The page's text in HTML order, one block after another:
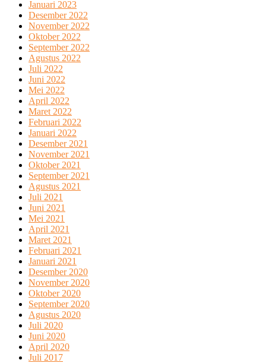
Januari 2023
Desember 2022
November 2022
Oktober 2022
September 2022
Agustus 2022
Juli 2022
Juni 2022
Mei 2022
April 2022
Maret 2022
Februari 2022
Januari 2022
Desember 2021
November 2021
Oktober 2021
September 2021
Agustus 2021
Juli 2021
Juni 2021
Mei 2021
April 2021
Maret 2021
Februari 2021
Januari 2021
Desember 2020
November 2020
Oktober 2020
September 2020
Agustus 2020
Juli 2020
Juni 2020
April 2020
Juli 2017